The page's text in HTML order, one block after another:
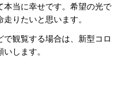
本当に幸せです。希望の光で
りたいと思います。
観覧する場合は、新型コロ
します。